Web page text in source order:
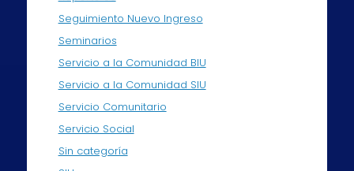
Seguimiento Nuevo Ingreso
Seminarios
Servicio a la Comunidad BIU
Servicio a la Comunidad SIU
Servicio Comunitario
Servicio Social
Sin categoría